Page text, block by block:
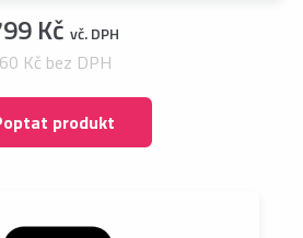
Kč vč. DPH
Kč bez DPH
produkt